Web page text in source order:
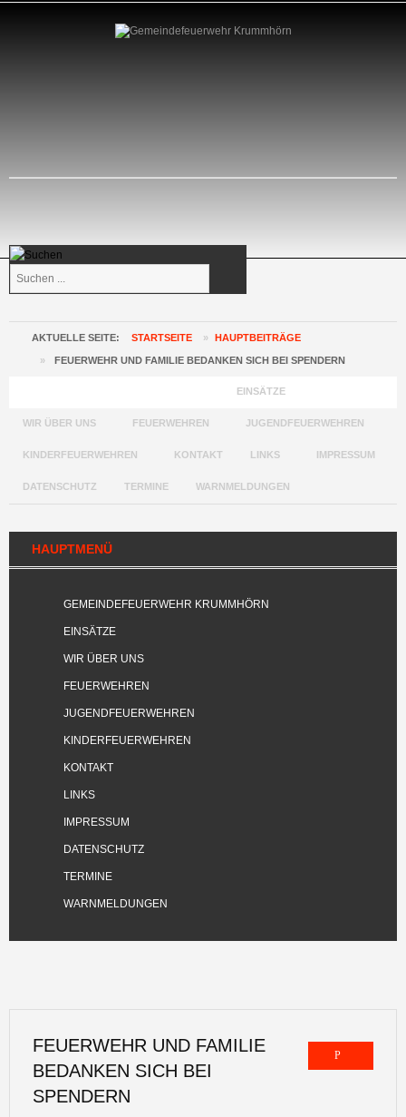
AKTUELLE SEITE: STARTSEITE » HAUPTBEITRÄGE
» FEUERWEHR UND FAMILIE BEDANKEN SICH BEI SPENDERN
EINSÄTZE
WIR ÜBER UNS FEUERWEHREN JUGENDFEUERWEHREN
KINDERFEUERWEHREN KONTAKT LINKS IMPRESSUM
DATENSCHUTZ TERMINE WARNMELDUNGEN
HAUPTMENÜ
GEMEINDEFEUERWEHR KRUMMHÖRN
EINSÄTZE
WIR ÜBER UNS
FEUERWEHREN
JUGENDFEUERWEHREN
KINDERFEUERWEHREN
KONTAKT
LINKS
IMPRESSUM
DATENSCHUTZ
TERMINE
WARNMELDUNGEN
FEUERWEHR UND FAMILIE
BEDANKEN SICH BEI
SPENDERN